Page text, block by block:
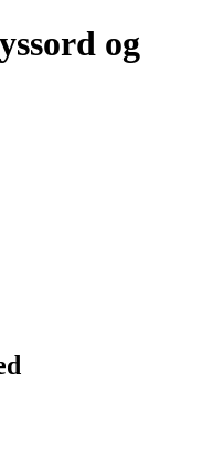
og